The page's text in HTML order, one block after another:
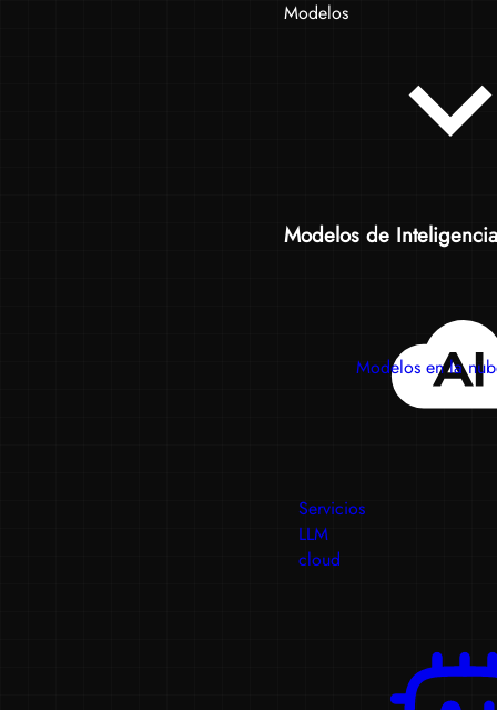
Modelos
Modelos de
Modelos en la
Servicios
LLM
cloud